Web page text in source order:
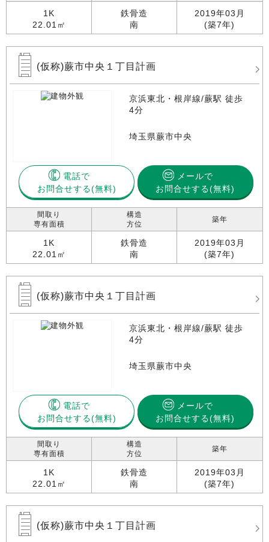
1K
22.01㎡
鉄骨造
南
2019年03月
(築7年)
(仮称)蕨市中央１丁目計画
京浜東北・根岸線/蕨駅 徒歩
4分
埼玉県蕨市中央
電話で
お問合せする
メールで
お問合せする(無料)
間取り
専有面積
1K
22.01㎡
構造
方位
鉄骨造
南
築年
2019年03月
(築7年)
(仮称)蕨市中央１丁目計画
京浜東北・根岸線/蕨駅 徒歩
4分
埼玉県蕨市中央
電話で
お問合せする
メールで
お問合せする(無料)
間取り
専有面積
1K
22.01㎡
構造
方位
鉄骨造
南
築年
2019年03月
(築7年)
(仮称)蕨市中央１丁目計画